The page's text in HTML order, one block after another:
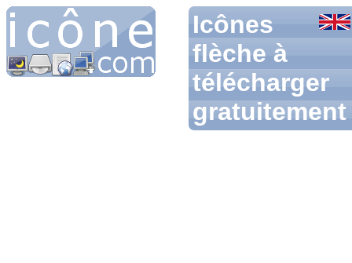
Icônes
flèche à
télécharger
gratuitement